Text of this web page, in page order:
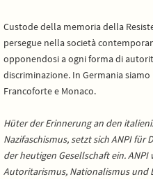
Custode della memoria della
persegue nella società
opponendosi a ogni forma di
discriminazione. In Germania
Francoforte e Monaco.
Hüter der Erinnerung an den
Nazifaschismus, setzt sich ANPI
der heutigen Gesellschaft ein.
Autoritarismus, Nationalismus und